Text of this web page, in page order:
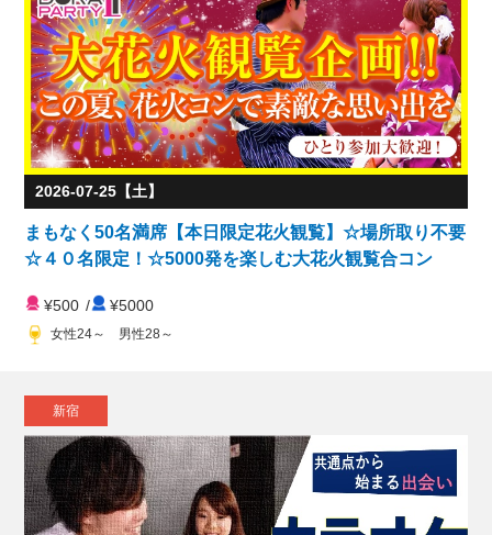
2026-07-25【土】
まもなく50名満席【本日限定花火観覧】☆場所取り不要
☆４０名限定！☆5000発を楽しむ大花火観覧合コン
¥500 / ¥5000
女性24～ 男性28～
新宿